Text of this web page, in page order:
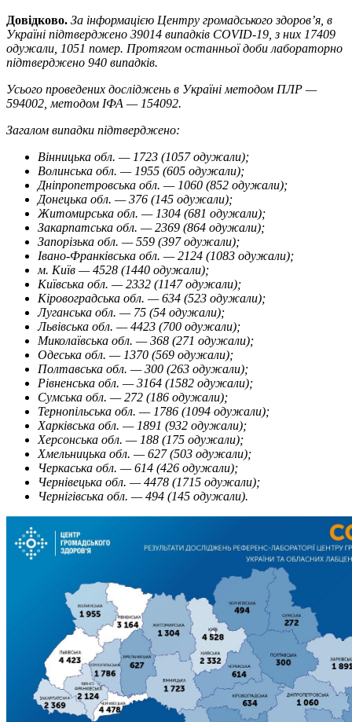
Довідково. За інформацією Центру громадського здоров’я, в
Україні підтверджено 39014 випадків COVID-19, з них 17409
одужали, 1051 помер. Протягом останньої доби лабораторно
підтверджено 940 випадків.
Усього проведених досліджень в Україні методом ПЛР —
594002, методом ІФА — 154092.
Загалом випадки підтверджено:
Вінницька обл. — 1723 (1057 одужали);
Волинська обл. — 1955 (605 одужали);
Дніпропетровська обл. — 1060 (852 одужали);
Донецька обл. — 376 (145 одужали);
Житомирська обл. — 1304 (681 одужали);
Закарпатська обл. — 2369 (864 одужали);
Запорізька обл. — 559 (397 одужали);
Івано-Франківська обл. — 2124 (1083 одужали);
м. Київ — 4528 (1440 одужали);
Київська обл. — 2332 (1147 одужали);
Кіровоградська обл. — 634 (523 одужали);
Луганська обл. — 75 (54 одужали);
Львівська обл. — 4423 (700 одужали);
Миколаївська обл. — 368 (271 одужали);
Одеська обл. — 1370 (569 одужали);
Полтавська обл. — 300 (263 одужали);
Рівненська обл. — 3164 (1582 одужали);
Сумська обл. — 272 (186 одужали);
Тернопільська обл. — 1786 (1094 одужали);
Харківська обл. — 1891 (932 одужали);
Херсонська обл. — 188 (175 одужали);
Хмельницька обл. — 627 (503 одужали);
Черкаська обл. — 614 (426 одужали);
Чернівецька обл. — 4478 (1715 одужали);
Чернігівська обл. — 494 (145 одужали).